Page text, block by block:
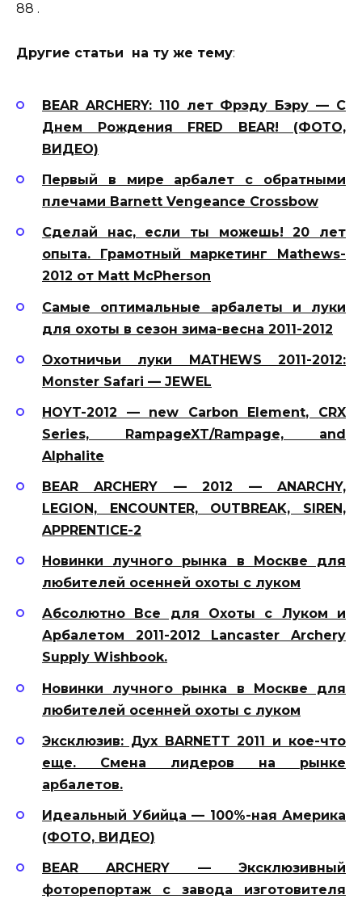
88 .
Другие статьи на ту же тему:
BEAR ARCHERY: 110 лет Фрэду Бэру — С
Днем Рождения FRED BEAR! (ФОТО,
ВИДЕО)
Первый в мире арбалет с обратными
плечами Barnett Vengeance Crossbow
Сделай нас, если ты можешь! 20 лет
опыта. Грамотный маркетинг Mathews-
2012 от Matt McPherson
Самые оптимальные арбалеты и луки
для охоты в сезон зима-весна 2011-2012
Охотничьи луки MATHEWS 2011-2012:
Monster Safari — JEWEL
HOYT-2012 — new Carbon Element, CRX
Series, RampageXT/Rampage, and
Alphalite
BEAR ARCHERY — 2012 — ANARCHY,
LEGION, ENCOUNTER, OUTBREAK, SIREN,
APPRENTICE-2
Новинки лучного рынка в Москве для
любителей осенней охоты с луком
Абсолютно Все для Охоты с Луком и
Арбалетом 2011-2012 Lancaster Archery
Supply Wishbook.
Новинки лучного рынка в Москве для
любителей осенней охоты с луком
Эксклюзив: Дух BARNETT 2011 и кое-что
еще. Смена лидеров на рынке
арбалетов.
Идеальный Убийца — 100%-ная Америка
(ФОТО, ВИДЕО)
BEAR ARCHERY — Эксклюзивный
фоторепортаж с завода изготовителя